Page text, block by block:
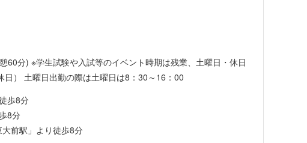
60分) ※学生試験や入試等のイベント時期は残業、土曜日・休日
日） 土曜日出勤の際は土曜日は8：30～16：00
歩8分
8分
前駅」より徒歩8分